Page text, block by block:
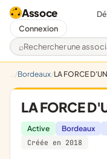
Assoce
Rechercher une
Connexion
Bordeaux LA FORCE
LA FORCE
Active Bordeaux
Créée en 2018